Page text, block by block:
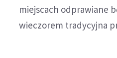
miejscach odprawiane
wieczorem tradycyjna